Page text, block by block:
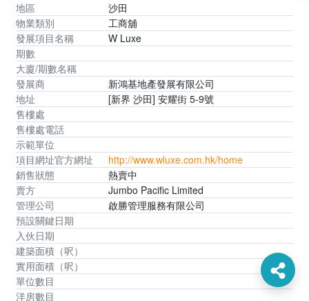
地區
沙田
物業類別
工商舖
發展項目名稱
W Luxe
期數
大廈/期數名稱
發展商
新鴻基地產發展有限公司
地址
[新界 沙田] 安耀街 5-9號
售樓處
售樓處電話
示範單位
項目網址官方網址
http://www.wluxe.com.hk/home
銷售狀態
熱賣中
賣方
Jumbo Pacific Limited
管理公司
啟勝管理服務有限公司
預設關鍵日期
入伙日期
建築面積（呎）
實用面積（呎）
單位數目
洋房數目